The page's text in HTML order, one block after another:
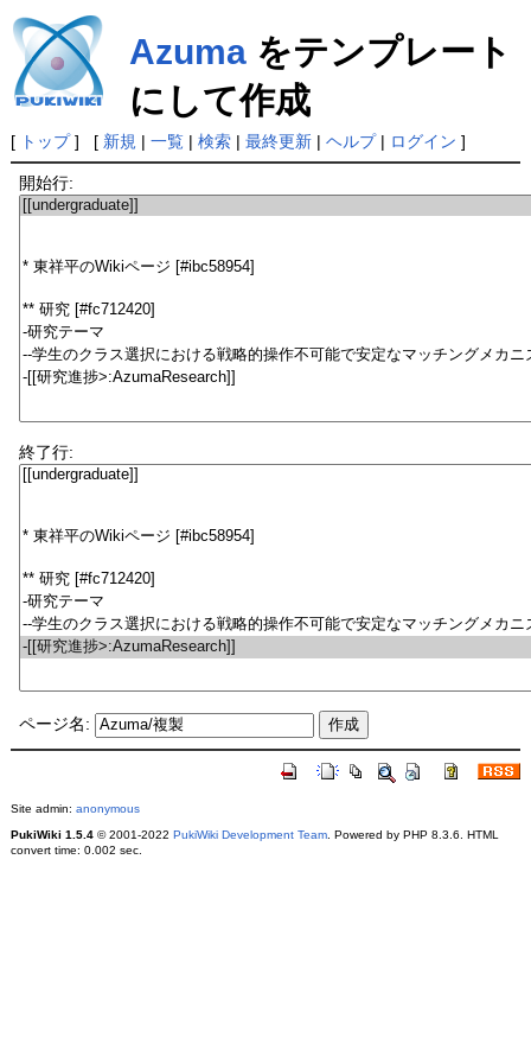
Azumaをテンプレート
にして作成
[ トップ] [ 新規 | 一覧| 検索| 最終更新| ヘルプ| ログイン ]
開始行:
終了行:
ページ名:
Site admin: anonymous
PukiWiki 1.5.4© 2001-2022 PukiWiki Development Team. Powered by PHP 8.3.6. HTML
convert time: 0.002 sec.